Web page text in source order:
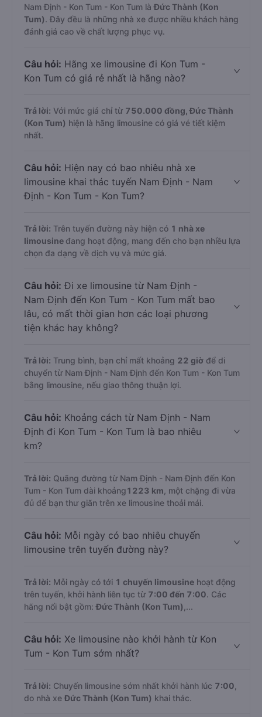
Nam Định - Kon Tum - Kon Tum làĐức Thành (Kon
Tum). Đây đều là những nhà xe được nhiều khách hàng
đánh giá cao về chất lượng phục vụ.
Câu hỏi: Hãng xe limousine đi Kon Tum -
Kon Tum có giá rẻ nhất là hãng nào?
Trả lời: Với mức giá chỉ từ 750.000 đồng, Đức Thành
(Kon Tum) hiện là hãng limousine có giá vé tiết kiệm
nhất.
Câu hỏi: Hiện nay có bao nhiêu nhà xe
limousine khai thác tuyến Nam Định - Nam
Định - Kon Tum - Kon Tum?
Trả lời: Trên tuyến đường này hiện có 1 nhà xe
limousine đang hoạt động, mang đến cho bạn nhiều lựa
chọn đa dạng về dịch vụ và mức giá.
Câu hỏi: Đi xe limousine từ Nam Định -
Nam Định đến Kon Tum - Kon Tum mất bao
lâu, có mất thời gian hơn các loại phương
tiện khác hay không?
Trả lời: Trung bình, bạn chỉ mất khoảng 22 giờ để di
chuyển từ Nam Định - Nam Định đến Kon Tum - Kon Tum
bằng limousine, nếu giao thông thuận lợi.
Câu hỏi: Khoảng cách từ Nam Định - Nam
Định đi Kon Tum - Kon Tum là bao nhiêu
km?
Trả lời: Quãng đường từ Nam Định - Nam Định đến Kon
Tum - Kon Tum dài khoảng1223 km , một chặng đi vừa
đủ để bạn thư giãn trên xe limousine thoải mái.
Câu hỏi: Mỗi ngày có bao nhiêu chuyến
limousine trên tuyến đường này?
Trả lời: Mỗi ngày có tới 1 chuyến limousine hoạt động
trên tuyến, khởi hành liên tục từ 7:00 đến 7:00. Các
hãng nổi bật gồm:Đức Thành (Kon Tum) ,...
Câu hỏi: Xe limousine nào khởi hành từ Kon
Tum - Kon Tum sớm nhất?
Trả lời: Chuyến limousine sớm nhất khởi hành lúc 7:00
do nhà xeĐức Thành (Kon Tum) khai thác.